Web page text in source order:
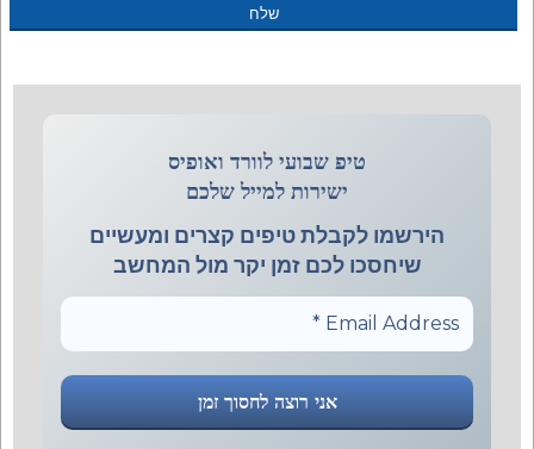
טיפ שבועי לוורד ואופיס
ישירות למייל שלכם
הירשמו לקבלת טיפים קצרים ומעשיים
שיחסכו לכם זמן יקר מול המחשב